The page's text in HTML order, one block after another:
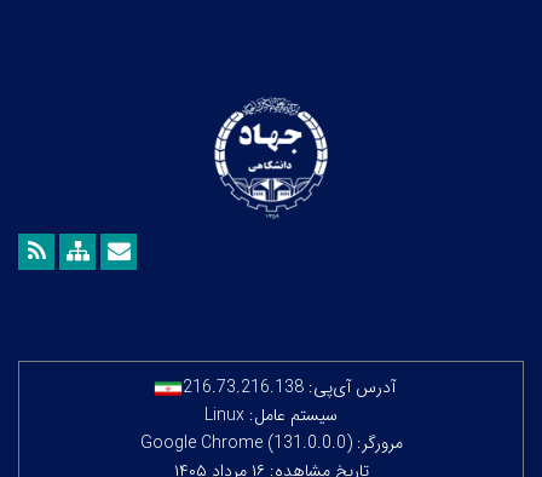
آدرس آی‌پی: 216.73.216.138
سیستم عامل: Linux
مرورگر: Google Chrome (131.0.0.0)
تاریخ مشاهده: ۱۶ مرداد ۱۴۰۵